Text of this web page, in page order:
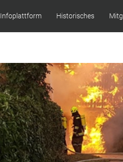
Infoplattform Historisches